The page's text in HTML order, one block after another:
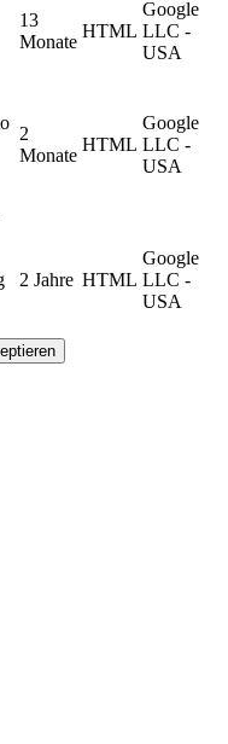
13
Monate
HTML
Google
LLC -
USA
2
Monate
HTML
Google
LLC -
USA
2 Jahre HTML
Google
LLC -
USA